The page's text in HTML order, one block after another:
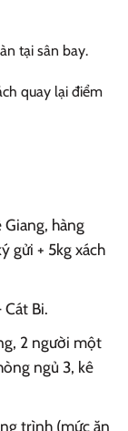
tại sân bay.
quay lại điểm
hàng
gửi + 5kg xách
Bi.
2 người một
ngủ 3, kê
trình (mức ăn